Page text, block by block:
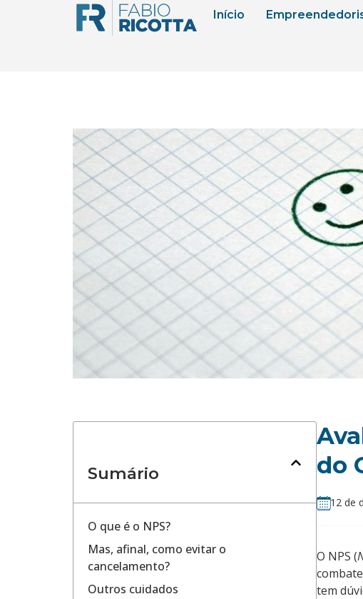
Início
Sumário
O que é o NPS?
Mas, afinal, como evitar o
cancelamento?
Outros cuidados
do
12 de
O NPS (
tem